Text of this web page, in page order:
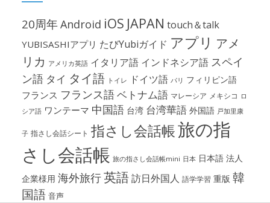
20周年Android iOS JAPAN touch＆talk
YUBISASHIアプリ たびYubiガイド アプリ アメ
リカ アメリカ英語 イタリア語 インドネシア語 スペイ
ン語 タイ タイ語 トイレ ドイツ語 パリ フィリピン語
フランス フランス語ベトナム語 マレーシア メキシコ ロ
シア語 ワンテーマ 中国語 台湾 台湾華語 外国語 戸加里康
子 指さし会話シート 指さし会話帳旅の指
さし会話帳 旅の指さし会話帳mini 日本 日本語 法人
企業様用 海外旅行英語訪日外国人 語学学習 重版 韓
国語 音声